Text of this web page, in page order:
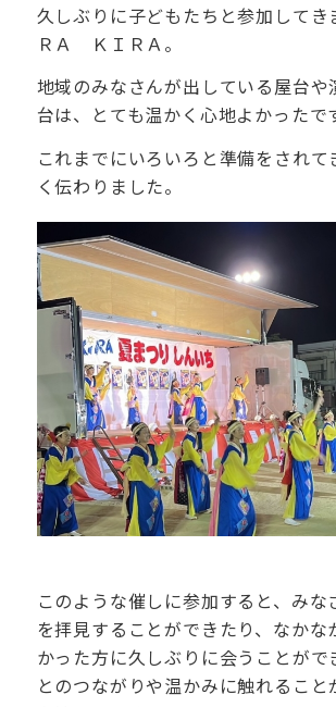
久しぶりに子どもたちと参加してき
ＲＡ ＫＩＲＡ。
地域のみなさんが出している屋台や
台は、とても温かく心地よかったで
これまでにいろいろと準備をされて
く伝わりました。
このような催しに参加すると、みな
を拝見することができたり、なかな
かった方に久しぶりに会うことがで
とのつながりや温かみに触れること